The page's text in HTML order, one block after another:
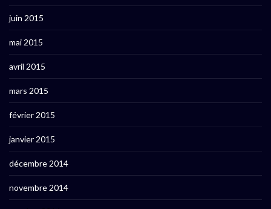
juin 2015
mai 2015
avril 2015
mars 2015
février 2015
janvier 2015
décembre 2014
novembre 2014